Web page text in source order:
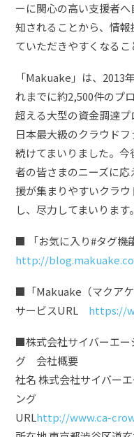
ーに関心の高い支援者
知されることから、情
ていただきやすくなるこ
「Makuake」は、2013
れまでに約2,500件のプ
超える大型の資金調達プ
日本最大級のクラウド
続けてまいりました。
者の皆さまのニーズに
援が集まりやすいクラ
し、尽力してまいります。
■ 「お気に入り#タグ機
http://
■「Makuake（マクアケ
サービスURL https://
■株式会社サイバーエー
グ 会社概要
社名 株式会社サイバー
ング
URLhttp://www.ca-